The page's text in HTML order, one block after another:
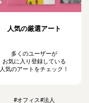
人気の厳選アート
多くのユーザーが
お気に入り登録している
人気のアートをチェック！
#オフィス#法人